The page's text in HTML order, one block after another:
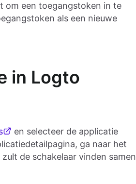
om een toegangstoken in te
als een nieuwe
in Logto
en selecteer de applicatie
ga naar het
de schakelaar vinden samen